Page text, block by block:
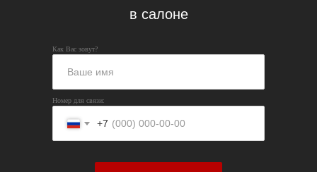
Как Вас зовут?
Номер для связи:
+7
в салоне